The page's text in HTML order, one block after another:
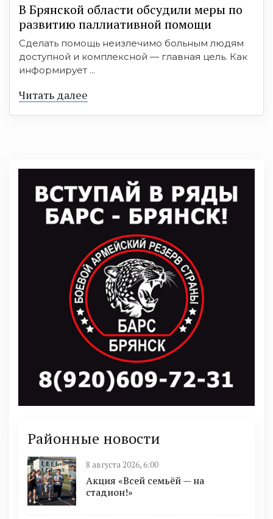
В Брянской области обсудили меры по
развитию паллиативной помощи
Сделать помощь неизлечимо больным людям
доступной и комплексной — главная цель. Как
информирует ...
Читать далее
Районные новости
8 августа 2026, 6:00
Акция «Всей семьёй — на
стадион!»